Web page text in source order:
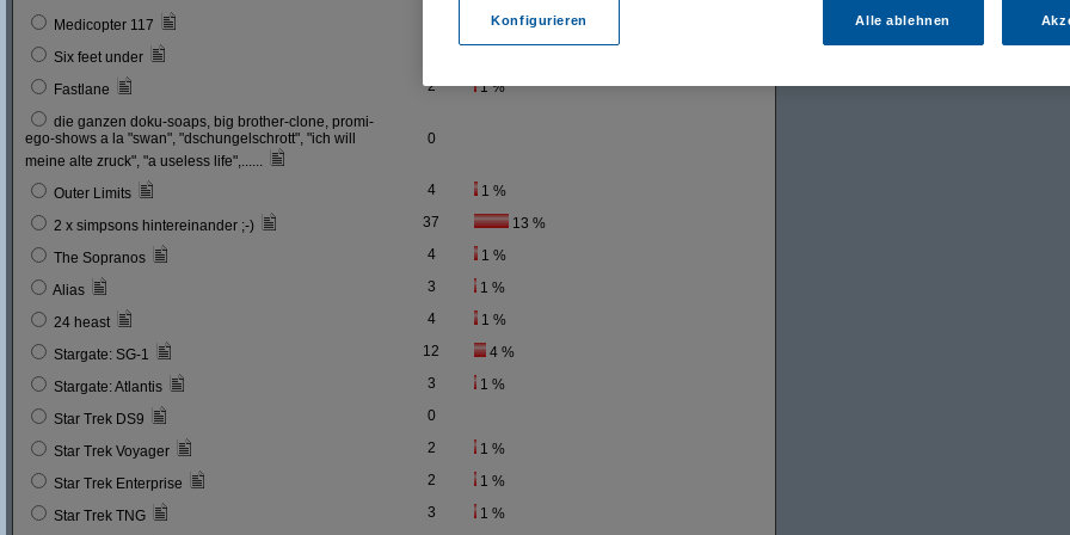
Medicopter 117
Six feet under
Fastlane 2 1 %
die ganzen doku-soaps, big brother-clone, promi-
ego-shows a la "swan", "dschungelschrott", "ich will
meine alte zruck", "a useless life",......
0
Outer Limits 4 1 %
2 x simpsons hintereinander ;-) 37 13 %
The Sopranos 4 1 %
Alias 3 1 %
24 heast 4 1 %
Stargate: SG-1 12 4 %
Stargate: Atlantis 3 1 %
Star Trek DS9 0
Star Trek Voyager 2 1 %
Star Trek Enterprise 2 1 %
Star Trek TNG 3 1 %
Konfigurieren Alle ablehnen